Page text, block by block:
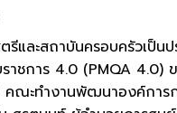
ละสถาบันครอบครัวเป็น
ราชการ 4.0 (PMQA
ณะทำงานพัฒนาองค์การ